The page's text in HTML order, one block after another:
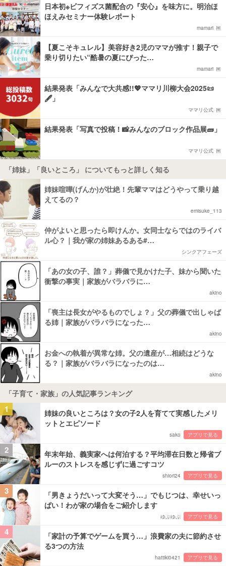
日本初※ビフィズス菌配合の『安心』を味方に。明治ほ
ほえみセミナー体験レポート
mamari
【夏こそキュレル】美容好き2児のママが推す！親子で
乗り切りたい“酷暑の夏にぴった…
mamari
結果発表「みんなで大共感!!💖ママリ川柳大会2025📜
🖋️」
ママリ公式
結果発表「写真で投稿！📸みんなのブロック作品展🧱」
ママリ公式
「姉妹」「良いところ」 についてもっと詳しく知る
姉妹喧嘩(げんか)が壮絶！先輩ママはどうやって乗り越
えてるの？
emisuke_113
仲がよいと思ったら即けんか。女同士ならではのライバ
ル心？｜我が家の姉妹あるある#…
シンクアフェーズ
「あの女の子、誰？」葬儀で見かけた子、妹から聞いた
衝撃の事実｜家族がバラバラに…
akino
「喪主は長女がやるものでしょ？」父の葬儀で出しゃば
る姉｜家族がバラバラになった…
akino
お金への執着が異常な姉。父の遺産が…相続はどうな
る？｜家族がバラバラになったのは…
akino
「子育て・家族」の人気記事ランキング
1
姉妹の良いところは？女の子2人を育てて実感したメリ
ットとエピソード
sako アプリで見る
2
年末年始、義実家へは何泊する？平均滞在日数と帰省ブ
ルーのストレスを感じずに過ごすコツ
shiori24 アプリで見る
3
「男きょうだいって大変そう…」でもじつは、幸せいっ
ぱい！わが家の場合をご紹介します
ゆぷゆぷ アプリで見る
4
「家計の予算でゲームを買う…」浪費家の夫に節約させ
る3つの方法
hattiki0421 アプリで見る